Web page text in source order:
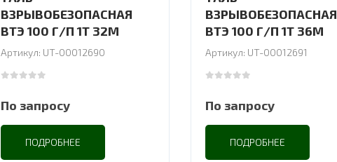
ВЗРЫВОБЕЗОПАСНАЯ
ВТЭ 100 Г/П 1Т 32М
Артикул: UT-00012690
По запросу
ПОДРОБНЕЕ
ВЗРЫВОБЕЗОПАСНАЯ
ВТЭ 100 Г/П 1Т 36М
Артикул: UT-00012691
По запросу
ПОДРОБНЕЕ